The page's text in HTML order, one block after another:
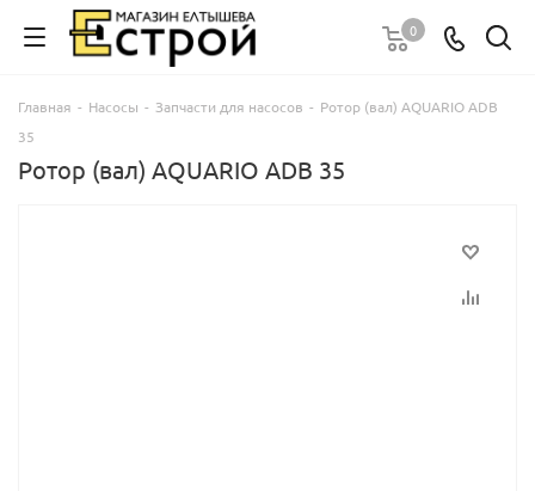
0
Главная - Насосы - Запчасти для насосов - Ротор (вал) AQUARIO ADB
35
Ротор (вал) AQUARIO ADB 35